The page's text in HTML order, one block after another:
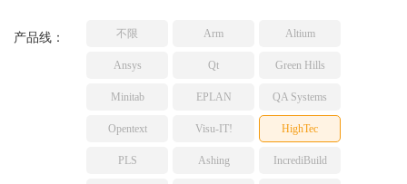
TESSY
网络研讨会
产品线： 不限 Arm Altium
Ansys Qt Green Hills
Minitab EPLAN QA Systems
Opentext Visu-IT! HighTec
PLS Ashing IncrediBuild